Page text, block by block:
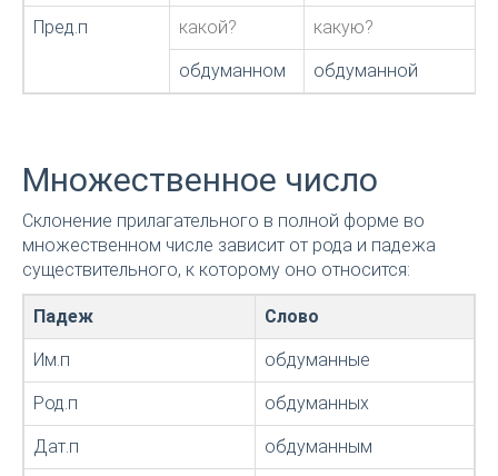
Пред.п какой? какую?
обдуманном обдуманной
Множественное число
Склонение прилагательного в полной форме во
множественном числе зависит от рода и падежа
существительного, к которому оно относится:
Падеж Слово
Им.п обдуманные
Род.п обдуманных
Дат.п обдуманным